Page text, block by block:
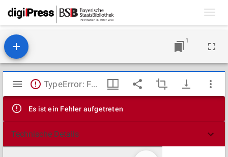
1
Mirador
Viewer
TypeError: Failed to fetch
Es ist ein Fehler aufgetreten
Technische Details